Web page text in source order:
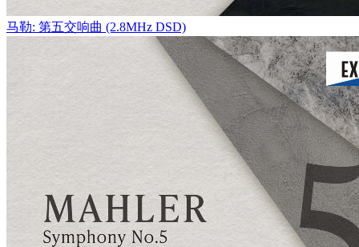
马勒: 第五交响曲 (2.8MHz DSD)